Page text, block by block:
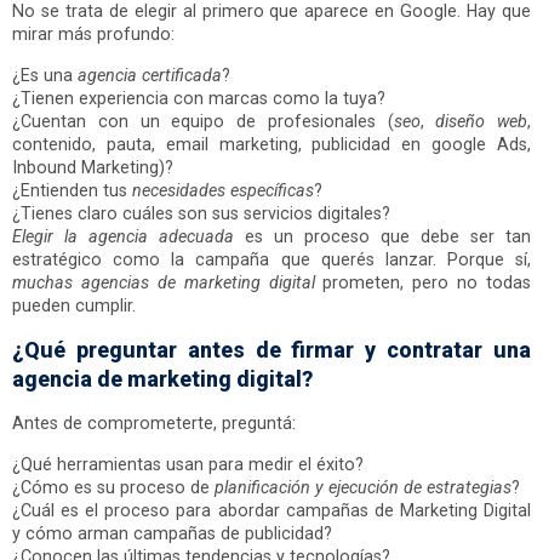
No se trata de elegir al primero que aparece en Google. Hay que
mirar más profundo:
¿Es una agencia certificada?
¿Tienen experiencia con marcas como la tuya?
¿Cuentan con un equipo de profesionales (seo,diseño web,
contenido, pauta, email marketing, publicidad en google Ads,
Inbound Marketing)?
¿Entienden tus necesidades específicas?
¿Tienes claro cuáles son sus servicios digitales?
Elegir la agencia adecuada es un proceso que debe ser tan
estratégico como la campaña que querés lanzar. Porque sí,
muchas agencias de marketing digitalprometen, pero no todas
pueden cumplir.
¿Qué preguntar antes de firmar y contratar una
agencia de marketing digital?
Antes de comprometerte, preguntá:
¿Qué herramientas usan para medir el éxito?
¿Cómo es su proceso de planificación y ejecución de estrategias?
¿Cuál es el proceso para abordar campañas de Marketing Digital
y cómo arman campañas de publicidad?